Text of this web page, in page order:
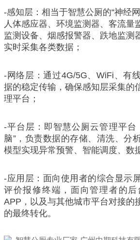
-感知层：相当于智慧公厕的“神经
人体感应器、环境监测器、客流量
监测设备、烟感报警器、跌地监测
实时采集各类数据；
-网络层：通过4G/5G、WiFi、有
据的稳定传输，确保感知层采集的
理平台；
-平台层：即智慧公厕云管理平台
脑”，负责数据的存储、清洗、分
模型实现异常预警、智能调度、数
-应用层：面向使用者的综合显示
评价报修终端，面向管理者的
APP，以及与其他城市平台对接的
的最终转化。